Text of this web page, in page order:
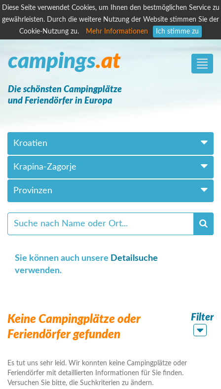
Diese Seite verwendet Cookies, um Ihnen den bestmöglichen Service zu
gewährleisten. Durch die weitere Nutzung der Website stimmen Sie der
Cookie-Nutzung zu.
Mehr Informationen Ich stimme zu
Toggle
campings.at
Die schönsten Campingplätze
und Feriendörfer in Europa
Kroatien
Krapina-Zagorje
Provinzen
Sie können auch unsere Detailsuche
verwenden.
Keine Campingplätze oder
Feriendörfer gefunden
Filter
Es tut uns sehr leid. Wir konnten keine Campingplätze oder
Feriendörfer mit detaillierten Informationen für Sie finden.
Versuchen Sie bitte, die Suchkriterien zu ändern.